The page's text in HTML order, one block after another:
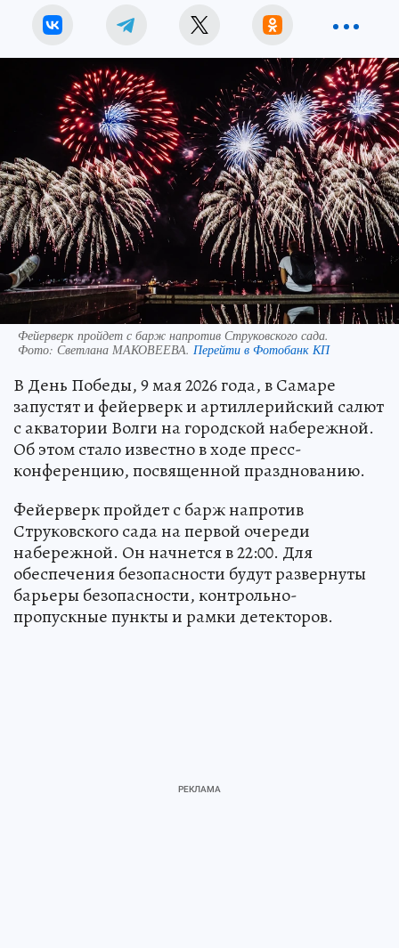
Фейерверк пройдет с барж напротив Струковского сада.
Фото: Светлана МАКОВЕЕВА. Перейти в Фотобанк КП
В День Победы, 9 мая 2026 года, в Самаре
запустят и фейерверк и артиллерийский салют
с акватории Волги на городской набережной.
Об этом стало известно в ходе пресс-
конференцию, посвященной празднованию.
Фейерверк пройдет с барж напротив
Струковского сада на первой очереди
набережной. Он начнется в 22:00. Для
обеспечения безопасности будут развернуты
барьеры безопасности, контрольно-
пропускные пункты и рамки детекторов.